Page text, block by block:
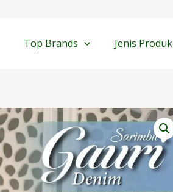
Top Brands Jenis Produk